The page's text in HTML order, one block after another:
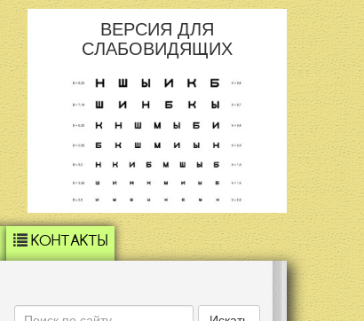
ВЕРСИЯ ДЛЯ
СЛАБОВИДЯЩИХ
КОНТАКТЫ
Поиск